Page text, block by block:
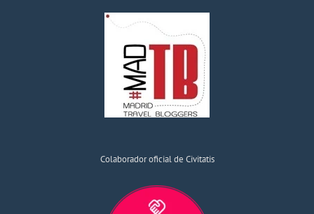
Colaborador oficial de Civitatis